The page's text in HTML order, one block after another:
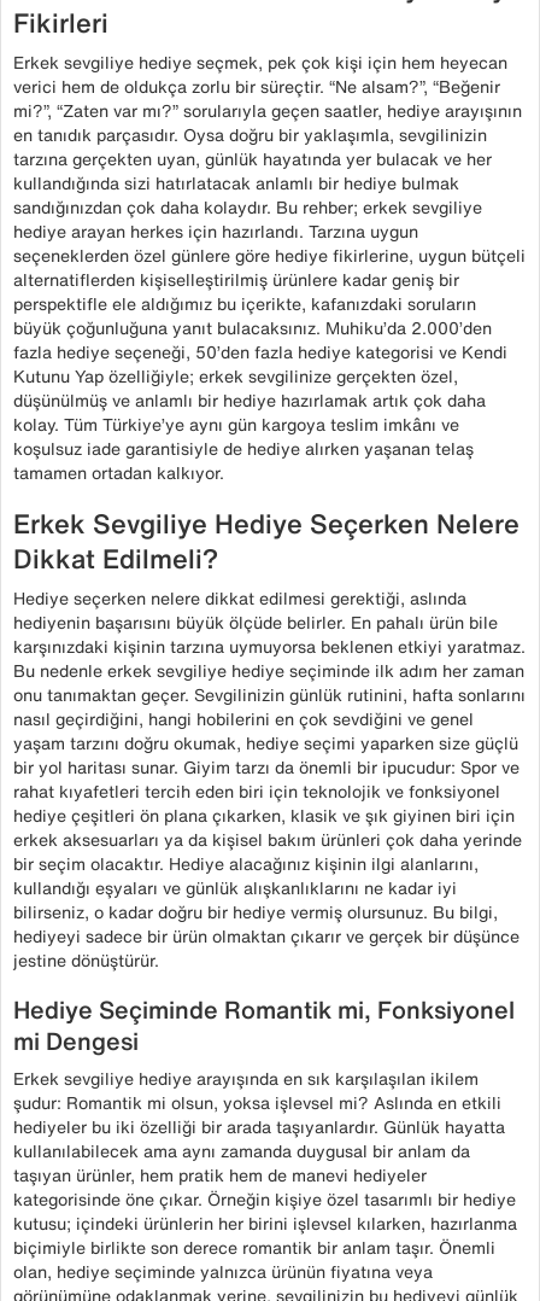
Fikirleri
Erkek sevgiliye hediye seçmek, pek çok kişi için hem heyecan
verici hem de oldukça zorlu bir süreçtir. “Ne alsam?”, “Beğenir
mi?”, “Zaten var mı?” sorularıyla geçen saatler, hediye arayışının
en tanıdık parçasıdır. Oysa doğru bir yaklaşımla, sevgilinizin
tarzına gerçekten uyan, günlük hayatında yer bulacak ve her
kullandığında sizi hatırlatacak anlamlı bir hediye bulmak
sandığınızdan çok daha kolaydır. Bu rehber; erkek sevgiliye
hediye arayan herkes için hazırlandı. Tarzına uygun
seçeneklerden özel günlere göre hediye fikirlerine, uygun bütçeli
alternatiflerden kişiselleştirilmiş ürünlere kadar geniş bir
perspektifle ele aldığımız bu içerikte, kafanızdaki soruların
büyük çoğunluğuna yanıt bulacaksınız. Muhiku’da 2.000’den
fazla hediye seçeneği, 50’den fazla hediye kategorisi ve Kendi
Kutunu Yap özelliğiyle; erkek sevgilinize gerçekten özel,
düşünülmüş ve anlamlı bir hediye hazırlamak artık çok daha
kolay. Tüm Türkiye’ye aynı gün kargoya teslim imkânı ve
koşulsuz iade garantisiyle de hediye alırken yaşanan telaş
tamamen ortadan kalkıyor.
Erkek Sevgiliye Hediye Seçerken Nelere
Dikkat Edilmeli?
Hediye seçerken nelere dikkat edilmesi gerektiği, aslında
hediyenin başarısını büyük ölçüde belirler. En pahalı ürün bile
karşınızdaki kişinin tarzına uymuyorsa beklenen etkiyi yaratmaz.
Bu nedenle erkek sevgiliye hediye seçiminde ilk adım her zaman
onu tanımaktan geçer. Sevgilinizin günlük rutinini, hafta sonlarını
nasıl geçirdiğini, hangi hobilerini en çok sevdiğini ve genel
yaşam tarzını doğru okumak, hediye seçimi yaparken size güçlü
bir yol haritası sunar. Giyim tarzı da önemli bir ipucudur: Spor ve
rahat kıyafetleri tercih eden biri için teknolojik ve fonksiyonel
hediye çeşitleri ön plana çıkarken, klasik ve şık giyinen biri için
erkek aksesuarları ya da kişisel bakım ürünleri çok daha yerinde
bir seçim olacaktır. Hediye alacağınız kişinin ilgi alanlarını,
kullandığı eşyaları ve günlük alışkanlıklarını ne kadar iyi
bilirseniz, o kadar doğru bir hediye vermiş olursunuz. Bu bilgi,
hediyeyi sadece bir ürün olmaktan çıkarır ve gerçek bir düşünce
jestine dönüştürür.
Hediye Seçiminde Romantik mi, Fonksiyonel
mi Dengesi
Erkek sevgiliye hediye arayışında en sık karşılaşılan ikilem
şudur: Romantik mi olsun, yoksa işlevsel mi? Aslında en etkili
hediyeler bu iki özelliği bir arada taşıyanlardır. Günlük hayatta
kullanılabilecek ama aynı zamanda duygusal bir anlam da
taşıyan ürünler, hem pratik hem de manevi hediyeler
kategorisinde öne çıkar. Örneğin kişiye özel tasarımlı bir hediye
kutusu; içindeki ürünlerin her birini işlevsel kılarken, hazırlanma
biçimiyle birlikte son derece romantik bir anlam taşır. Önemli
olan, hediye seçiminde yalnızca ürünün fiyatına veya
görünümüne odaklanmak yerine, sevgilinizin bu hediyeyi günlük